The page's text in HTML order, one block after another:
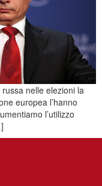
russa nelle elezioni la
europea l’hanno
l’utilizzo